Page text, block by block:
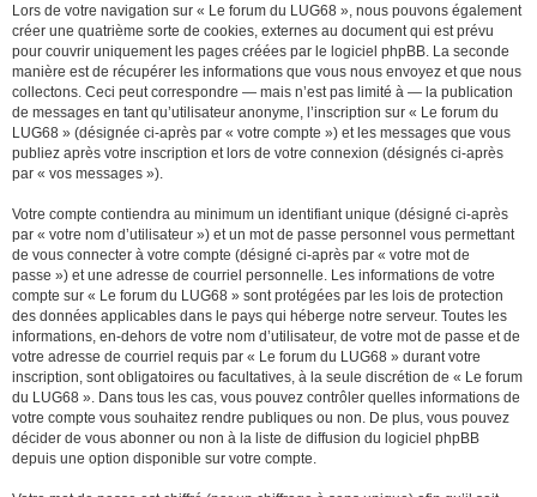
Lors de votre navigation sur « Le forum du LUG68 », nous pouvons également
créer une quatrième sorte de cookies, externes au document qui est prévu
pour couvrir uniquement les pages créées par le logiciel phpBB. La seconde
manière est de récupérer les informations que vous nous envoyez et que nous
collectons. Ceci peut correspondre — mais n’est pas limité à — la publication
de messages en tant qu’utilisateur anonyme, l’inscription sur « Le forum du
LUG68 » (désignée ci-après par « votre compte ») et les messages que vous
publiez après votre inscription et lors de votre connexion (désignés ci-après
par « vos messages »).
Votre compte contiendra au minimum un identifiant unique (désigné ci-après
par « votre nom d’utilisateur ») et un mot de passe personnel vous permettant
de vous connecter à votre compte (désigné ci-après par « votre mot de
passe ») et une adresse de courriel personnelle. Les informations de votre
compte sur « Le forum du LUG68 » sont protégées par les lois de protection
des données applicables dans le pays qui héberge notre serveur. Toutes les
informations, en-dehors de votre nom d’utilisateur, de votre mot de passe et de
votre adresse de courriel requis par « Le forum du LUG68 » durant votre
inscription, sont obligatoires ou facultatives, à la seule discrétion de « Le forum
du LUG68 ». Dans tous les cas, vous pouvez contrôler quelles informations de
votre compte vous souhaitez rendre publiques ou non. De plus, vous pouvez
décider de vous abonner ou non à la liste de diffusion du logiciel phpBB
depuis une option disponible sur votre compte.